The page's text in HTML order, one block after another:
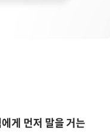
게 먼저 말을 거는